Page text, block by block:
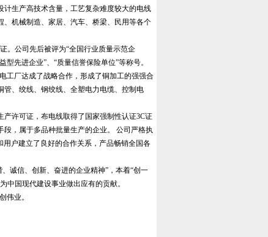
生产高技术含量，工艺复杂难度较大的电线
、机械制造、家居、汽车、桥梁、
民用等各个
。公司先后被评为“全国行业质量示范企
先进企业”、“质量信誉保险单位”等称号。
工厂达成了战略合作，形成了铜加工的强强合
、绞线、钢绞线、全塑电力电缆、控制电
许可证，布电线取得了国家强制性认证3C证
段，属于多品种批量生产的企业。 公司严格执
户建立了良好的合作关系，产品畅销全国各
诚信、创新、奋进的企业精神”，本着“创一
中国现代建设事业做出应有的贡献。
伟业。